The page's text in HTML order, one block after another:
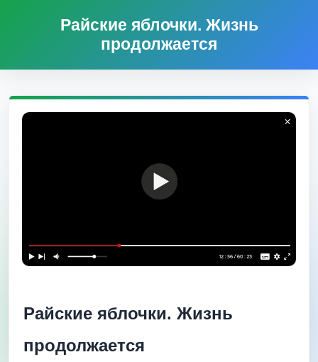
Райские яблочки. Жизнь
продолжается
Райские яблочки. Жизнь
продолжается